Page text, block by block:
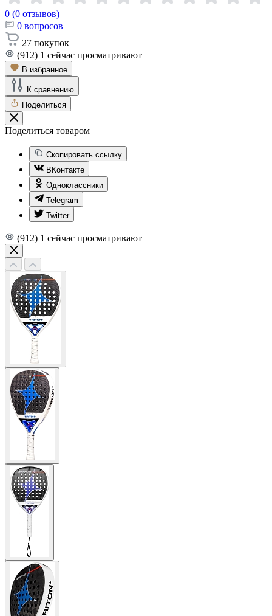
0 (0 отзывов)
0 вопросов
27 покупок
(912) 1 сейчас просматривают
В избранное
К сравнению
Поделиться
Поделиться товаром
Скопировать ссылку
ВКонтакте
Одноклассники
Telegram
Twitter
(912) 1 сейчас просматривают